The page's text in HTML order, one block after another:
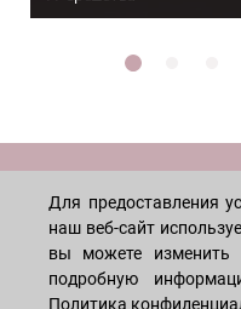
МАГАЗИН
Лицо
Мужчинам
ПОКУПАТЕЛЯМ
Для предоставления
наш веб-сайт
вы можете изменить
подробную
Политика